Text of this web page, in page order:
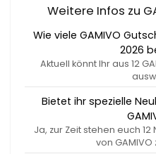
Weitere Infos zu
Wie viele GAMIVO
2026
Aktuell könnt Ihr aus 12
Bietet ihr spezielle
Ja, zur Zeit stehen euch
von